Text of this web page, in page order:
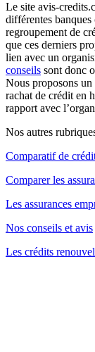
Le site avis-
différentes banques
regroupement de
que ces derniers
lien avec un
conseils sont donc
Nous proposons
rachat de crédit en
rapport avec
Nos autres
Comparatif de
Comparer les
Les assurances
Nos conseils et avis
Les crédits